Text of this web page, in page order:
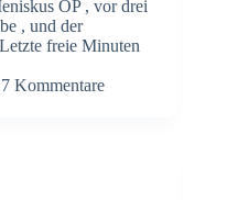
OP , vor drei
, und der
freie Minuten
7 Kommentare